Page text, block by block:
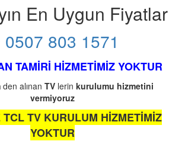
En Uygun Fiyatlar
803 1571
TAMİRİ HİZMETİMİZ YOKTUR
den alınan TVlerin kurulumu hizmetini
vermiyoruz
TCL TV KURULUM HİZMETİMİZ
YOKTUR